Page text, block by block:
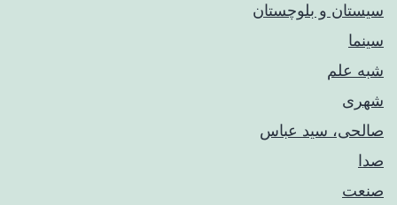
سیستان و بلوچستان
سینما
شبه علم
شهری
صالحی، سید عباس
صدا
صنعت